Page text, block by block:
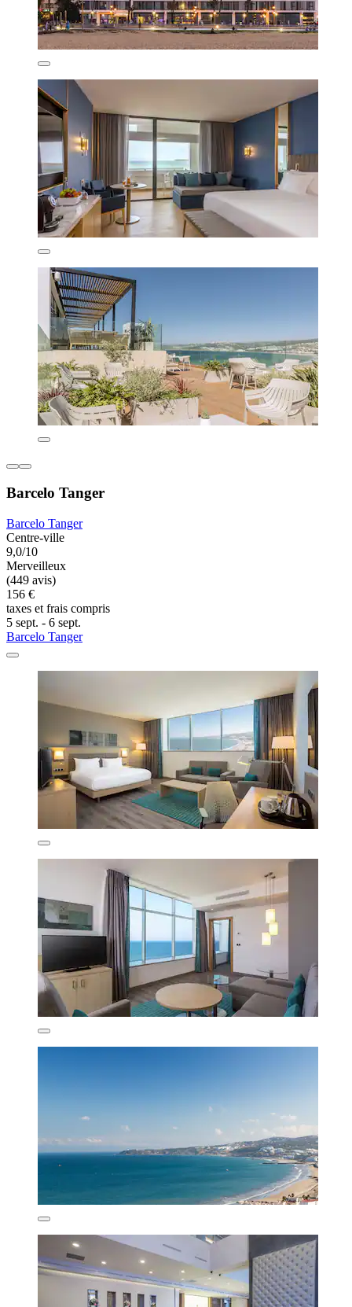
Barcelo Tanger
Barcelo Tanger
Centre-ville
9,0/10
Merveilleux
(449 avis)
156 €
taxes et frais compris
5 sept. - 6 sept.
Barcelo Tanger